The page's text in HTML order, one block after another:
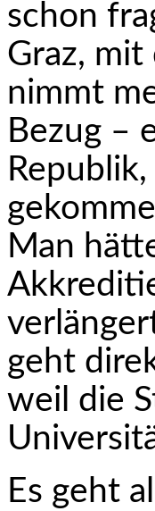
schon
Graz,
nimmt
Bezug –
Man
geht
weil die
Es geht